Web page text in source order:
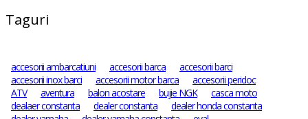
Taguri
accesorii ambarcatiuni accesorii barca
accesorii barci
accesorii inox barci
accesorii motor barca
accesorii peridoc
ATV
aventura balon acostare bujie NGK
casca moto
dealaer constanta
dealer constanta
dealer honda constanta